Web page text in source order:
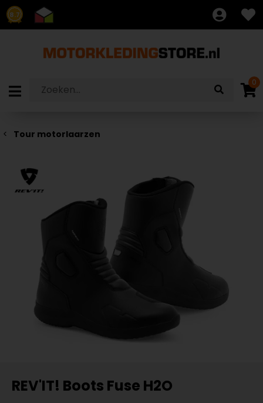
8.7
0
Tour motorlaarzen
REV'IT! Boots Fuse H2O